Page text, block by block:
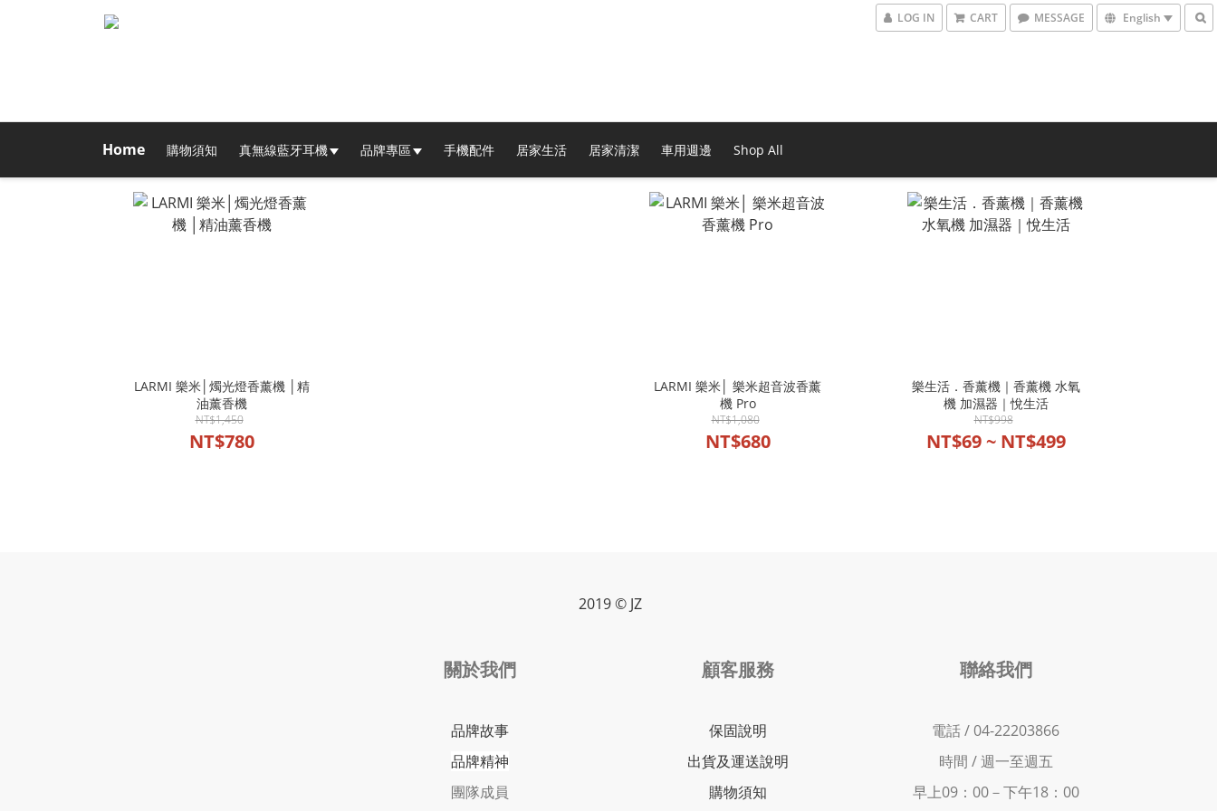
LOG IN CART MESSAGE English
Home 購物須知 真無線藍牙耳機 品牌專區 手機配件 居家生活 居家清潔 車用週邊 Shop All
LARMI 樂米│燭光燈香薰機 │精
油薰香機
NT$1,450
NT$780
LARMI 樂米│ 樂米超音波香薰
機 Pro
NT$1,080
NT$680
樂生活．香薰機｜香薰機 水氧
機 加濕器｜悅生活
NT$998
NT$69 ~ NT$499
2019 © JZ
關於我們
品牌故事
品牌精神
團隊成員
顧客服務
保固說明
出貨及運送說明
購物須知
聯絡我們
電話 / 04-22203866
時間 /週一至週五
早上09：00－下午18：00